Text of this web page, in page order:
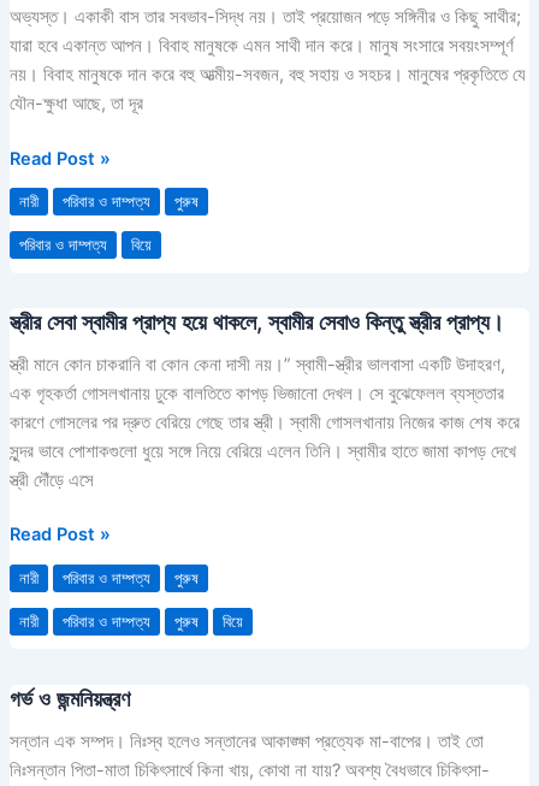
অভ্যস্ত। একাকী বাস তার সবভাব-সিদ্ধ নয়। তাই প্রয়োজন পড়ে সঙ্গিনীর ও কিছু সাথীর;
যারা হবে একান্ত আপন। বিবাহ মানুষকে এমন সাথী দান করে। মানুষ সংসারে সবয়ংসম্পূর্ণ
নয়। বিবাহ মানুষকে দান করে বহু আত্মীয়-সবজন, বহু সহায় ও সহচর। মানুষের প্রকৃতিতে যে
যৌন-ক্ষুধা আছে, তা দূর
Read Post »
নারী পরিবার ও দাম্পত্য পুরুষ
পরিবার ও দাম্পত্য বিয়ে
স্ত্রীর সেবা স্বামীর প্রাপ্য হয়ে থাকলে, স্বামীর সেবাও কিন্তু স্ত্রীর প্রাপ্য।
স্ত্রী মানে কোন চাকরানি বা কোন কেনা দাসী নয়।” স্বামী-স্ত্রীর ভালবাসা একটি উদাহরণ,
এক গৃহকর্তা গোসলখানায় ঢুকে বালতিতে কাপড় ভিজানো দেখল। সে বুঝেফেলল ব্যস্ততার
কারণে গোসলের পর দ্রুত বেরিয়ে গেছে তার স্ত্রী। স্বামী গোসলখানায় নিজের কাজ শেষ করে
সুন্দর ভাবে পোশাকগুলো ধুয়ে সঙ্গে নিয়ে বেরিয়ে এলেন তিনি। স্বামীর হাতে জামা কাপড় দেখে
স্ত্রী দৌঁড়ে এসে
স্ত্রীর
স্বামীর
প্রাপ্য
থাকলে,
স্বামীর
সেবাও
স্ত্রীর
প্রাপ্য।
Read Post »
নারী পরিবার ও দাম্পত্য পুরুষ
নারী পরিবার ও দাম্পত্য পুরুষ বিয়ে
গর্ভ ও জন্মনিয়ন্ত্রণ
সন্তান এক সম্পদ। নিঃস্ব হলেও সন্তানের আকাঙ্ক্ষা প্রত্যেক মা-বাপের। তাই তো
নিঃসন্তান পিতা-মাতা চিকিৎসার্থে কিনা খায়, কোথা না যায়? অবশ্য বৈধভাবে চিকিৎসা-
গর্ভ
জন্মনিয়ন্ত্রণ